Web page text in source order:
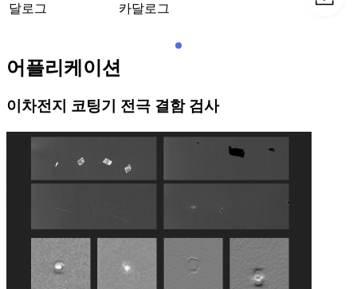
달로그
카달로그
어플리케이션
이차전지 코팅기 전극 결함 검사